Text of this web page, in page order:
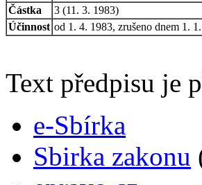
Částka
3 (11. 3. 1983)
Účinnost od 1. 4. 1983, zrušeno dnem 1.
Text předpisu je
e-Sbírka
Sbirka zakonu